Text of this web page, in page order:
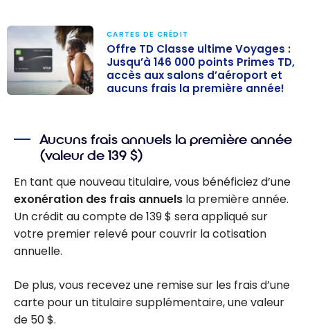
Voyages :
Jusqu’à 146 000
TD, accès aux
salons
d’aéroport et
aucuns frais la
première
année!
CARTES DE CRÉDIT
Offre TD Classe ultime Voyages :
Jusqu’à 146 000 points Primes TD,
accès aux salons d’aéroport et
aucuns frais la première année!
Aucuns frais annuels la première année
(valeur de 139 $)
En tant que nouveau titulaire, vous bénéficiez d’une
exonération des frais annuels la première année.
Un crédit au compte de139 $ sera appliqué sur
votre premier relevé pour couvrir la cotisation
annuelle.
De plus, vous recevez une remise sur les frais d’une
carte pour un titulaire supplémentaire, une valeur
de 50 $.